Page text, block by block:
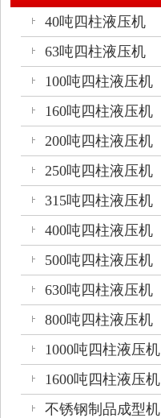
40吨四柱液压机
63吨四柱液压机
100吨四柱液压机
160吨四柱液压机
200吨四柱液压机
250吨四柱液压机
315吨四柱液压机
400吨四柱液压机
500吨四柱液压机
630吨四柱液压机
800吨四柱液压机
1000吨四柱液压机
1600吨四柱液压机
不锈钢制品成型机